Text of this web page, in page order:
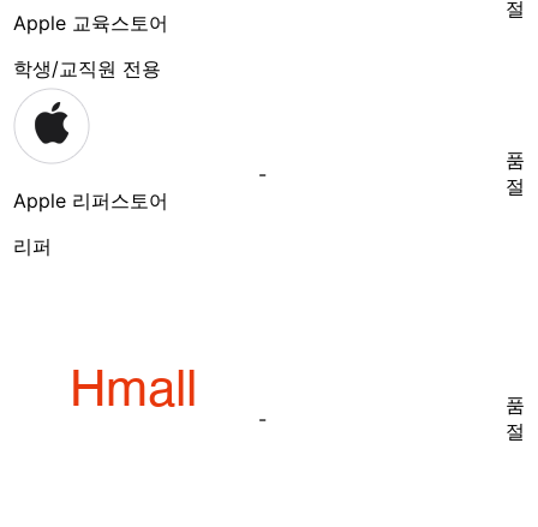
Apple 교육스토어
학생/교직원 전용
절
Apple 리퍼스토어
리퍼
-
품
절
-
품
절